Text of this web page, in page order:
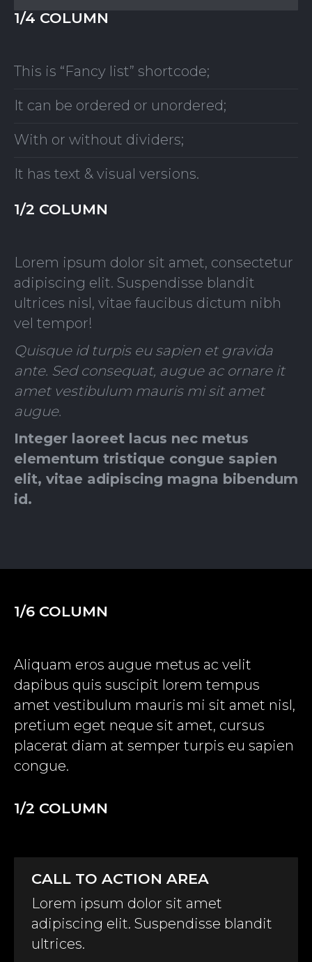
1/4 COLUMN
This is “Fancy list” shortcode;
It can be ordered or unordered;
With or without dividers;
It has text & visual versions.
1/2 COLUMN
Lorem ipsum dolor sit amet, consectetur
adipiscing elit. Suspendisse blandit
ultrices nisl, vitae faucibus dictum nibh
vel tempor!
Quisque id turpis eu sapien et gravida
ante. Sed consequat, augue ac ornare it
amet vestibulum mauris mi sit amet
augue.
Integer laoreet lacus nec metus
elementum tristique congue sapien
elit, vitae adipiscing magna bibendum
id.
1/6 COLUMN
Aliquam eros augue metus ac velit
dapibus quis suscipit lorem tempus
amet vestibulum mauris mi sit amet nisl,
pretium eget neque sit amet, cursus
placerat diam at semper turpis eu sapien
congue.
1/2 COLUMN
CALL TO ACTION AREA
Lorem ipsum dolor sit amet
adipiscing elit. Suspendisse blandit
ultrices.